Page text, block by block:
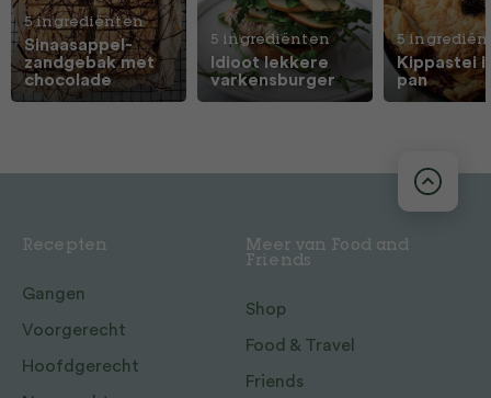
5 ingrediënten
Sinaasappel-
zandgebak met
chocolade
5 ingrediënten
Idioot lekkere
varkensburger
5
Kippastei
pan
Recepten
Gangen
Voorgerecht
Hoofdgerecht
Meer van Food and
Friends
Shop
Food & Travel
Friends